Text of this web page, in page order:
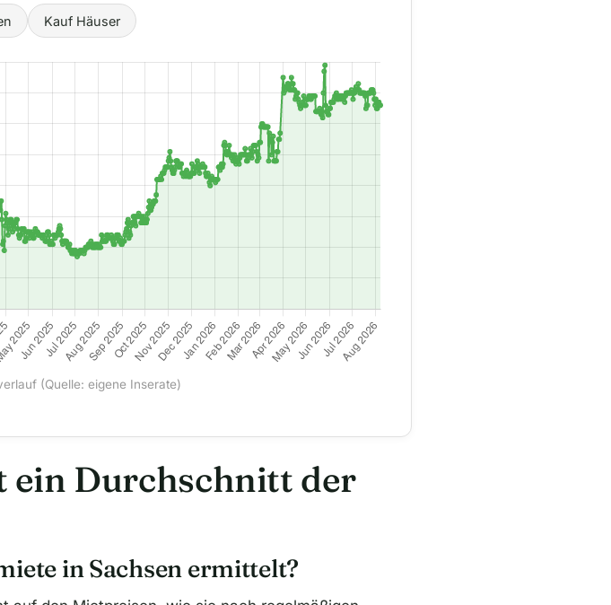
Kauf Häuser
(Quelle: eigene Inserate)
ein Durchschnitt der
in Sachsen ermittelt?